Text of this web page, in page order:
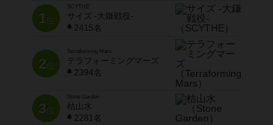
1位
SCYTHE
サイズ -大鎌戦役-
2415名
2位
Terraforming Mars
テラフォーミングマーズ
2394名
3位
Stone Garden
枯山水
2281名